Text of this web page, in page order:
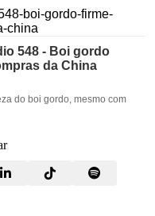
548 - Boi gordo
da China
do boi gordo, mesmo com